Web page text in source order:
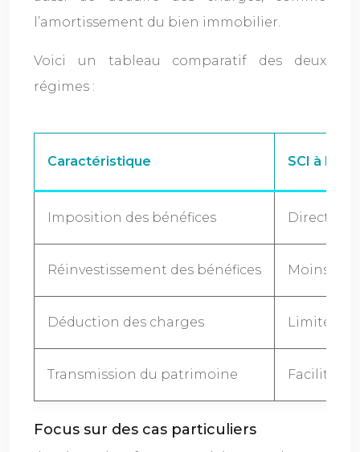
l’amortissement du bien immobilier.
Voici un tableau comparatif des deux
régimes :
Caractéristique SCI à l’IR
Imposition des bénéfices
Réinvestissement des bénéfices Moins
Déduction des charges Limitée
Transmission du patrimoine Facilitée
Focus sur des cas particuliers